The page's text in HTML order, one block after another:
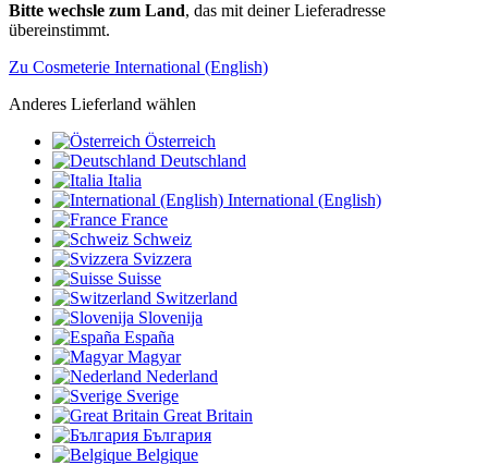
Bitte wechsle zum Land, das mit deiner Lieferadresse
übereinstimmt.
Zu Cosmeterie International (English)
Anderes Lieferland wählen
Österreich
Deutschland
Italia
International (English)
France
Schweiz
Svizzera
Suisse
Switzerland
Slovenija
España
Magyar
Nederland
Sverige
Great Britain
България
Belgique